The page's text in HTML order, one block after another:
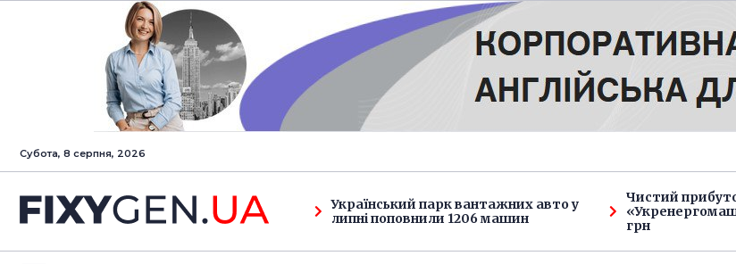
Субота, 8 серпня, 2026
Український парк вантажних авто у
липні поповнили 1206 машин
Чистий
грн